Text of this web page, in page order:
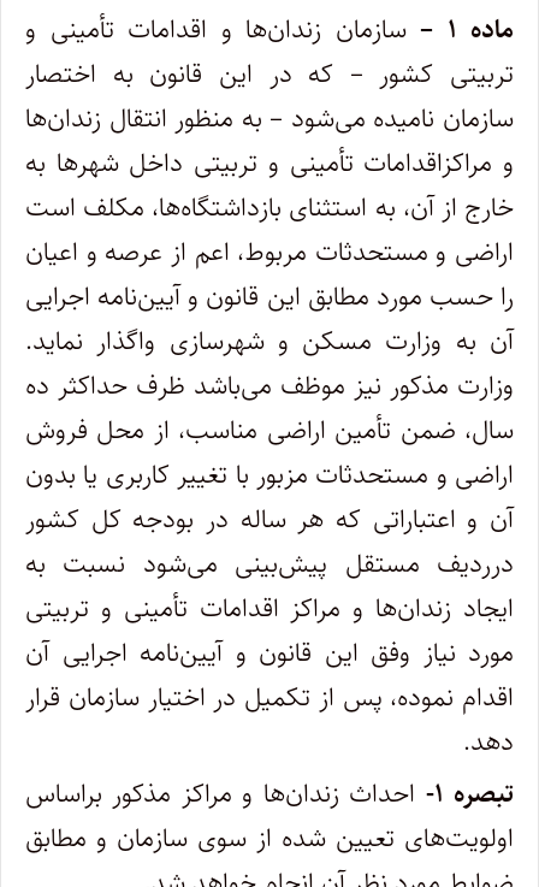
ماده ۱ –
سازمان زندان‌ها و اقدامات تأمینی و
تربیتی کشور – که در این قانون به اختصار
سازمان نامیده می‌شود – به منظور انتقال زندان‌ها
و مراکز‌اقدامات تأمینی و تربیتی داخل شهرها به
خارج از آن، به استثنای بازداشتگاه‌ها، مکلف است
اراضی و مستحدثات مربوط، اعم از عرصه و اعیان
را‌ حسب مورد مطابق این قانون و آیین‌نامه اجرایی
آن به وزارت مسکن و شهرسازی واگذار نماید.
وزارت مذکور نیز موظف می‌باشد ظرف حداکثر ده‌
سال، ضمن تأمین اراضی مناسب، از محل فروش
اراضی و مستحدثات مزبور با تغییر کاربری یا بدون
آن و اعتباراتی که هر ساله در بودجه کل کشور
در‌ردیف مستقل پیش‌بینی می‌شود نسبت به
ایجاد زندان‌ها و مراکز اقدامات تأمینی و تربیتی
مورد نیاز وفق این قانون و آیین‌نامه اجرایی آن
اقدام نموده، پس از تکمیل در اختیار سازمان قرار
دهد.
تبصره ۱-
احداث زندان‌ها و مراکز مذکور براساس
اولویت‌های تعیین شده از سوی سازمان و مطابق